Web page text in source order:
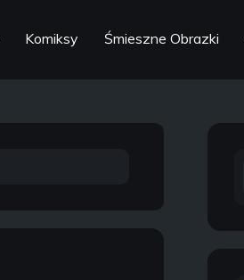
Komiksy Śmieszne Obrazki